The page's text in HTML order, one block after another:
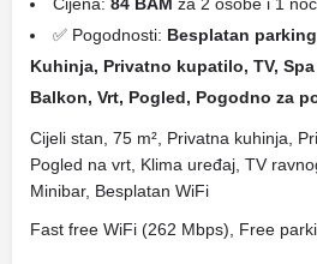
✅ Pogodnosti: Besplatan
Kuhinja, Privatno kupatilo, TV,
Balkon, Vrt, Pogled, Pogodno za
Cijeli stan, 75 m², Privatna kuhinja,
Pogled na vrt, Klima uređaj, TV
Minibar, Besplatan WiFi
Fast free WiFi (262 Mbps), Free